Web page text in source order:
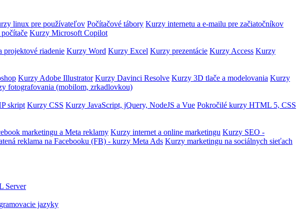
linux pre používateľov Počítačové tábory Kurzy internetu a e-mailu pre začiatočníkov
Kurzy Microsoft Copilot
projektové riadenie Kurzy Word Kurzy Excel Kurzy prezentácie Kurzy Access Kurzy
Kurzy Adobe Illustrator Kurzy Davinci Resolve Kurzy 3D tlače a modelovania Kurzy
fotografovania (mobilom, zrkadlovkou)
skript Kurzy CSS Kurzy JavaScript, jQuery, NodeJS a Vue Pokročilé kurzy HTML 5, CSS
marketingu a Meta reklamy Kurzy internet a online marketingu Kurzy SEO -
reklama na Facebooku (FB) - kurzy Meta Ads Kurzy marketingu na sociálnych sieťach
Server
jazyky